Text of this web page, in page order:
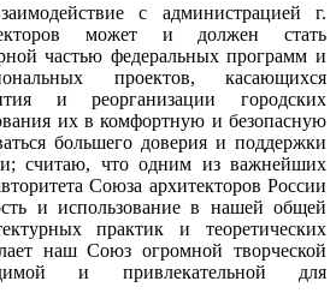
с администрацией г.
может и должен стать
частью федеральных программ и
проектов, касающихся
и реорганизации городских
их в комфортную и безопасную
большего доверия и поддержки
считаю, что одним из важнейших
Союза архитекторов России
и использование в нашей общей
практик и теоретических
наш Союз огромной творческой
и привлекательной для